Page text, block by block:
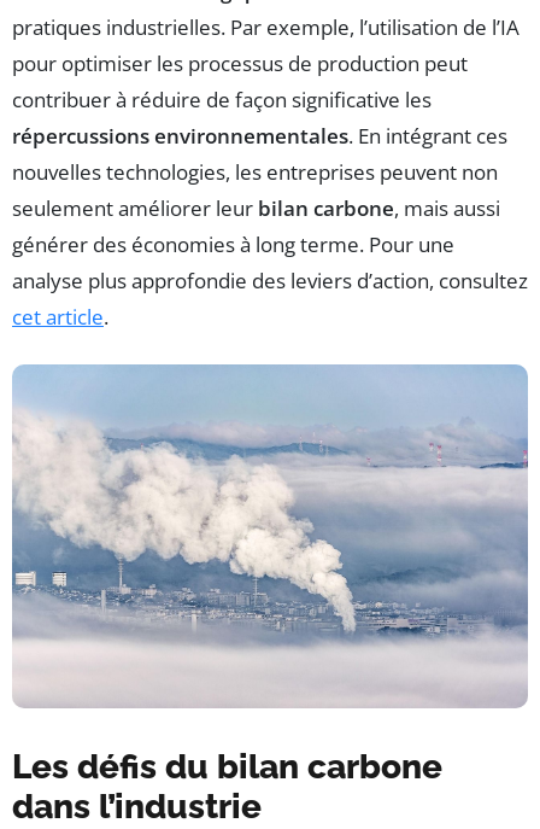
pratiques industrielles. Par exemple, l’utilisation de l’IA
pour optimiser les processus de production peut
contribuer à réduire de façon significative les
répercussions environnementales. En intégrant ces
nouvelles technologies, les entreprises peuvent non
seulement améliorer leur bilan carbone, mais aussi
générer des économies à long terme. Pour une
analyse plus approfondie des leviers d’action, consultez
cet article.
Les défis du bilan carbone
dans l’industrie